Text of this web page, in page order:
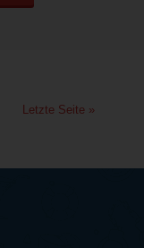
Letzte Seite »